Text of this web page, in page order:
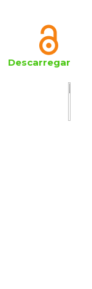
Descarregar